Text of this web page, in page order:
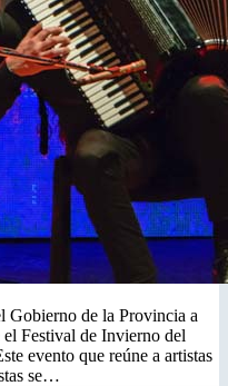
Gobierno de la Provincia a
Festival de Invierno del
evento que reúne a artistas
se…